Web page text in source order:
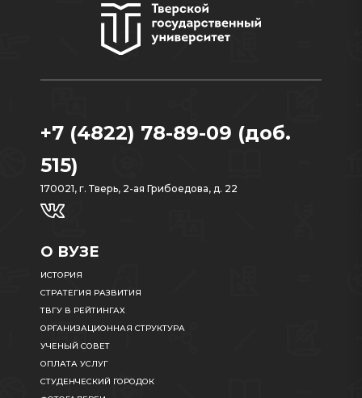
+7 (4822) 78-89-09 (доб.
515)
170021, г. Тверь, 2-ая Грибоедова, д. 22
О ВУЗЕ
ИСТОРИЯ
СТРАТЕГИЯ РАЗВИТИЯ
ТВГУ В РЕЙТИНГАХ
ОРГАНИЗАЦИОННАЯ СТРУКТУРА
УЧЕНЫЙ СОВЕТ
ОПЛАТА УСЛУГ
СТУДЕНЧЕСКИЙ ГОРОДОК